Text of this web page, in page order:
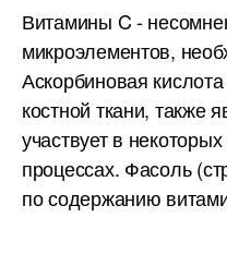
Витамины C -
микроэлементов,
Аскорбиновая
костной ткани, также
участвует в
процессах. Фасоль
по содержанию